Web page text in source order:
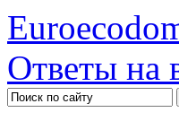
Ответы на